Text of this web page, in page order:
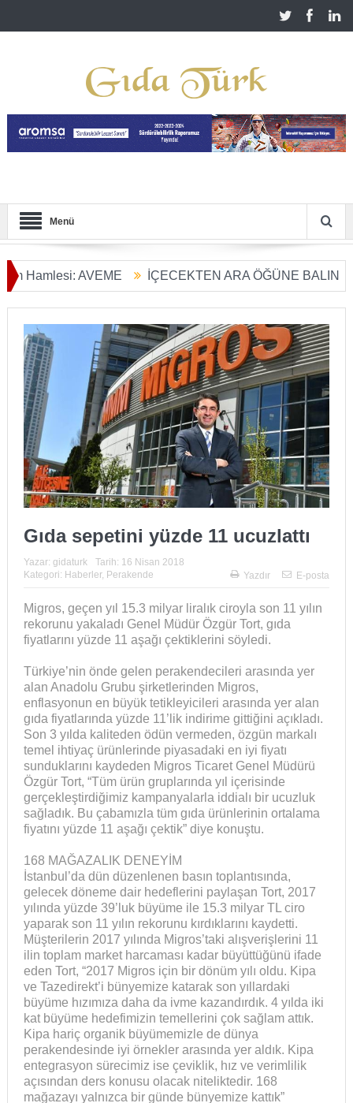
Menü
AVEME İÇECEKTEN ARA ÖĞÜNE BALIN
Başladı
Gıda sepetini yüzde 11 ucuzlattı
Yazar: gidaturk Tarih: 16 Nisan 2018
Kategori: Haberler, Perakende Yazdır E-posta
Migros, geçen yıl 15.3 milyar liralık ciroyla son 11 yılın
rekorunu yakaladı Genel Müdür Özgür Tort, gıda
fiyatlarını yüzde 11 aşağı çektiklerini söyledi.
Türkiye’nin önde gelen perakendecileri arasında yer
alan Anadolu Grubu şirketlerinden Migros,
enflasyonun en büyük tetikleyicileri arasında yer alan
gıda fiyatlarında yüzde 11’lik indirime gittiğini açıkladı.
Son 3 yılda kaliteden ödün vermeden, özgün markalı
temel ihtiyaç ürünlerinde piyasadaki en iyi fiyatı
sunduklarını kaydeden Migros Ticaret Genel Müdürü
Özgür Tort, “Tüm ürün gruplarında yıl içerisinde
gerçekleştirdiğimiz kampanyalarla iddialı bir ucuzluk
sağladık. Bu çabamızla tüm gıda ürünlerinin ortalama
fiyatını yüzde 11 aşağı çektik” diye konuştu.
168 MAĞAZALIK DENEYİM
İstanbul’da dün düzenlenen basın toplantısında,
gelecek döneme dair hedeflerini paylaşan Tort, 2017
yılında yüzde 39’luk büyüme ile 15.3 milyar TL ciro
yaparak son 11 yılın rekorunu kırdıklarını kaydetti.
Müşterilerin 2017 yılında Migros’taki alışverişlerini 11
ilin toplam market harcaması kadar büyüttüğünü ifade
eden Tort, “2017 Migros için bir dönüm yılı oldu. Kipa
ve Tazedirekt’i bünyemize katarak son yıllardaki
büyüme hızımıza daha da ivme kazandırdık. 4 yılda iki
kat büyüme hedefimizin temellerini çok sağlam attık.
Kipa hariç organik büyümemizle de dünya
perakendesinde iyi örnekler arasında yer aldık. Kipa
entegrasyon sürecimiz ise çeviklik, hız ve verimlilik
açısından ders konusu olacak niteliktedir. 168
mağazayı yalnızca bir günde bünyemize kattık”